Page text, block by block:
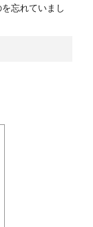
忘れていまし